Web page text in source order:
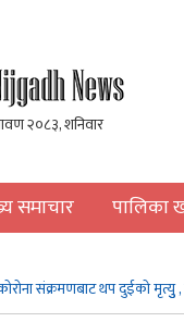
समाचार पालिका
संक्रमणबाट थप दुईकाे मृत्युु